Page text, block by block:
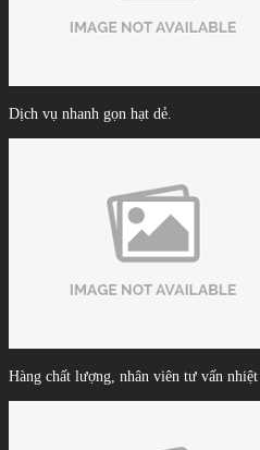
Dịch vụ nhanh gọn hạt dẻ.
Hàng chất lượng, nhân viên tư vấn